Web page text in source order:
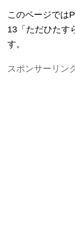
このページでは
13「ただひたす
す。
スポンサーリン